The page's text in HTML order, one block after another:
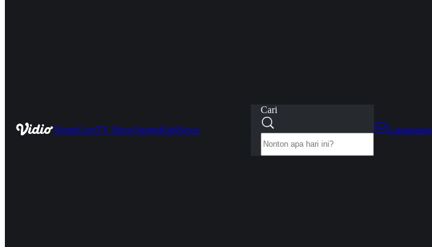
HomeLiveTV ShowSportsKidsNews
Cari
Langganan